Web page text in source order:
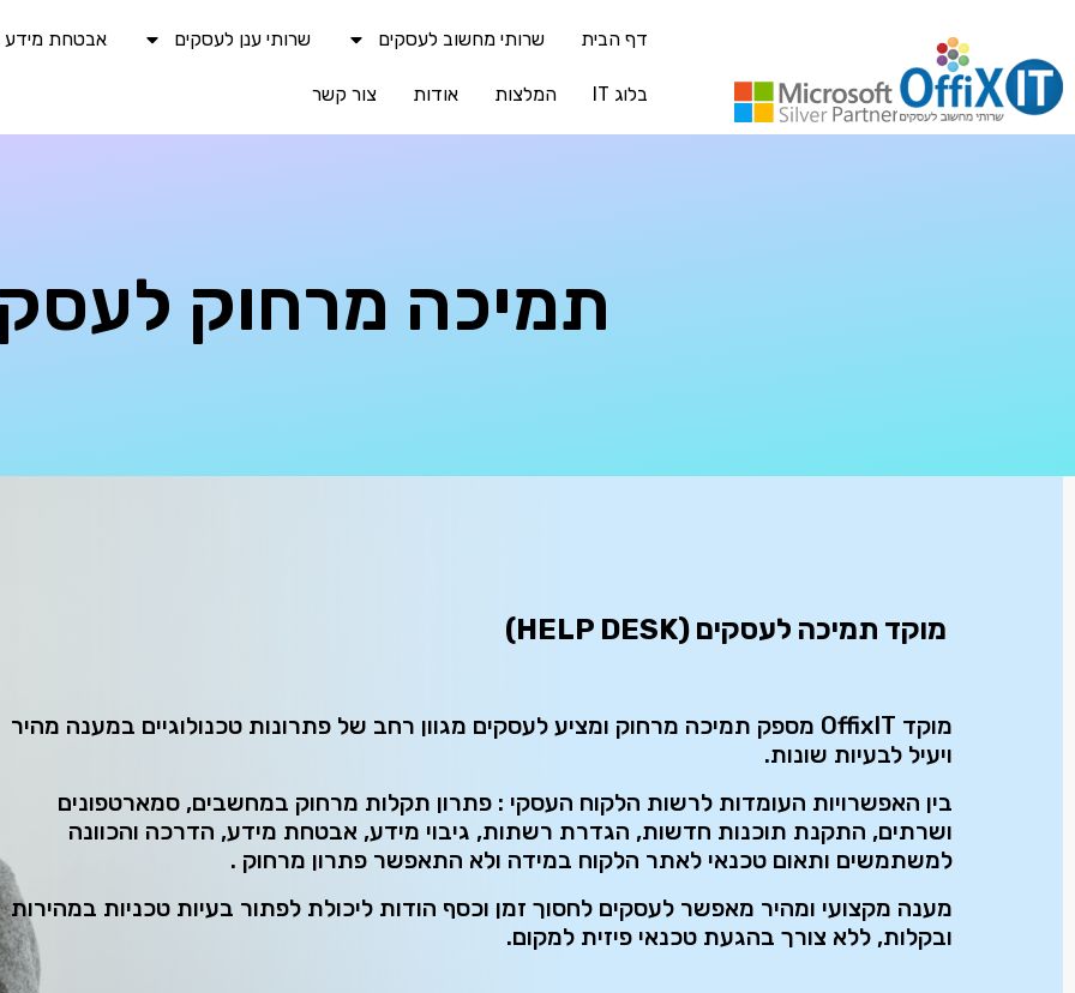
דף הבית שרותי מחשוב לעסקים שרותי ענן לעסקים אבטחת מידע
בלוג IT המלצות אודות צור קשר
תמיכה מרחוק
מוקד תמיכה לעסקים (HELP DESK)
מוקד OffixIT מספק תמיכה מרחוק ומציע לעסקים מגוון רחב של פתרונות טכנולוגיים במענה מהיר
ויעיל לבעיות שונות.
בין האפשרויות העומדות לרשות הלקוח העסקי : פתרון תקלות מרחוק במחשבים, סמארטפונים
ושרתים, התקנת תוכנות חדשות, הגדרת רשתות, גיבוי מידע, אבטחת מידע, הדרכה והכוונה
למשתמשים ותאום טכנאי לאתר הלקוח במידה ולא התאפשר פתרון מרחוק .
מענה מקצועי ומהיר מאפשר לעסקים לחסוך זמן וכסף הודות ליכולת לפתור בעיות טכניות במהירות
ובקלות, ללא צורך בהגעת טכנאי פיזית למקום.